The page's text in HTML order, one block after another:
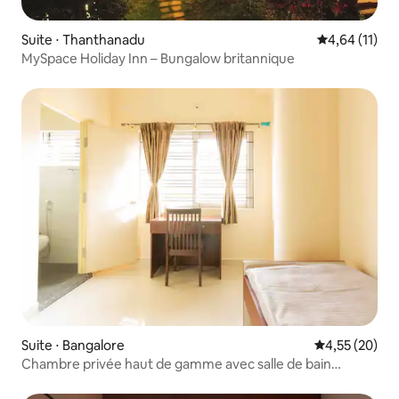
Suite ⋅ Thanthanadu Évaluation
4,64 (11)
MySpace Holiday Inn – Bungalow britannique
Suite ⋅ Bangalore Évaluation
4,55 (20)
Chambre privée haut de gamme avec salle de bain